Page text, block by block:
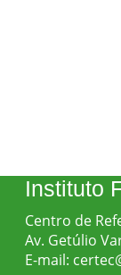
Instituto
Centro de
Av. Getúlio
E-mail: